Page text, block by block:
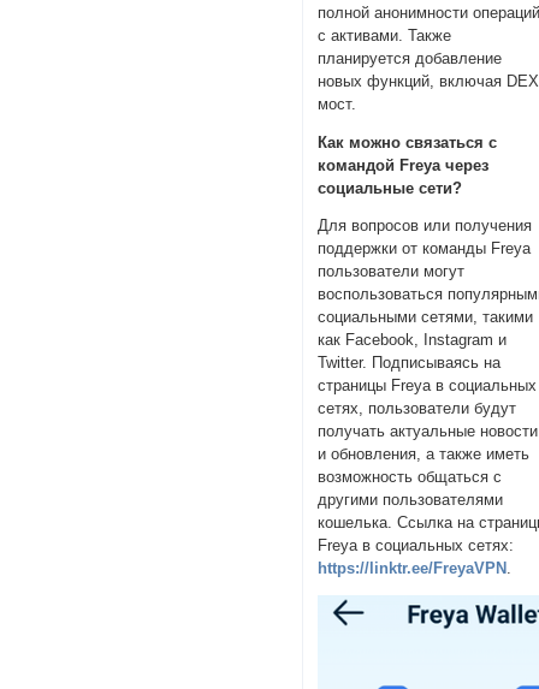
полной анонимности
с активами. Также
планируется добавление
новых функций, включая
мост.
Как можно связаться с
командой Freya через
социальные сети?
Для вопросов или получения
поддержки от команды Freya
пользователи могут
воспользоваться
социальными сетями, такими
как Facebook, Instagram и
Twitter. Подписываясь на
страницы Freya в социальных
сетях, пользователи будут
получать актуальные новости
и обновления, а также иметь
возможность общаться с
другими пользователями
кошелька. Ссылка на
Freya в социальных сетях:
https://linktr.ee/FreyaVPN .